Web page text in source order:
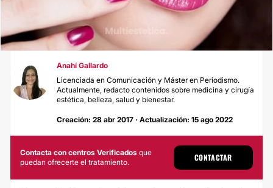
Anahí Gallardo
Licenciada en Comunicación y Máster en Periodismo.
Actualmente, redacto contenidos sobre medicina y cirugía
estética, belleza, salud y bienestar.
Creación: 28 abr 2017 · Actualización: 15 ago 2022
Contacta con centros Verificados que
puedan ofrecerte el tratamiento.
CONTACTAR